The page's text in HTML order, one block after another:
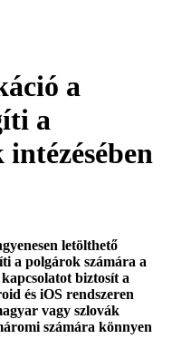
a
a
letölthető
a polgárok számára a
biztosít a
és iOS rendszeren
vagy szlovák
számára könnyen